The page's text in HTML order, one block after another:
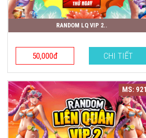
RANDOM LQ VIP 2..
50,000đ CHI TIẾT
MS: